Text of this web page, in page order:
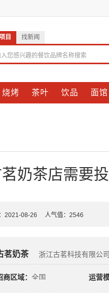
目 找新闻
您感兴趣的餐饮品牌名称搜索
烧烤 茶叶 饮品 面馆
奶茶店需要
08-26 人气值： 2546
茗奶茶 浙江古茗科技有限公司
商区域： 全国 运营模